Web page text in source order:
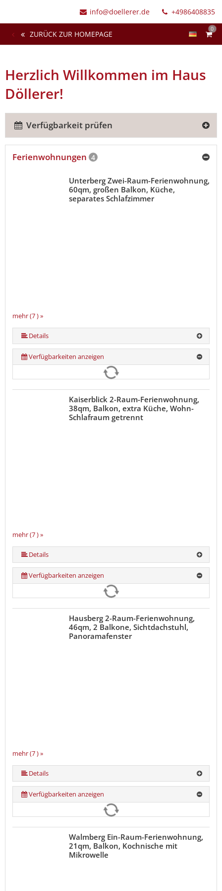
info@doellerer.de +4986408835
0
ZURÜCK ZUR HOMEPAGE
Herzlich Willkommen im Haus
Döllerer!
Verfügbarkeit prüfen
Ferienwohnungen 4
mehr (7 ) »
mehr (7 ) »
mehr (7 ) »
mehr (7 ) »
Unterberg Zwei-Raum-Ferienwohnung,
60qm, großen Balkon, Küche,
separates Schlafzimmer
Details
Verfügbarkeiten anzeigen
mehr (7 ) »
mehr (7 ) »
mehr (7 ) »
mehr (7 ) »
Kaiserblick 2-Raum-Ferienwohnung,
38qm, Balkon, extra Küche, Wohn-
Schlafraum getrennt
Details
Verfügbarkeiten anzeigen
mehr (7 ) »
mehr (7 ) »
mehr (7 ) »
mehr (7 ) »
Hausberg 2-Raum-Ferienwohnung,
46qm, 2 Balkone, Sichtdachstuhl,
Panoramafenster
Details
Verfügbarkeiten anzeigen
Walmberg Ein-Raum-Ferienwohnung,
21qm, Balkon, Kochnische mit
Mikrowelle